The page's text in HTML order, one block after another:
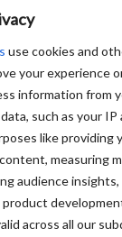
use cookies and
your experience
information from
such as your IP
like providing
measuring
audience
across all our
Of